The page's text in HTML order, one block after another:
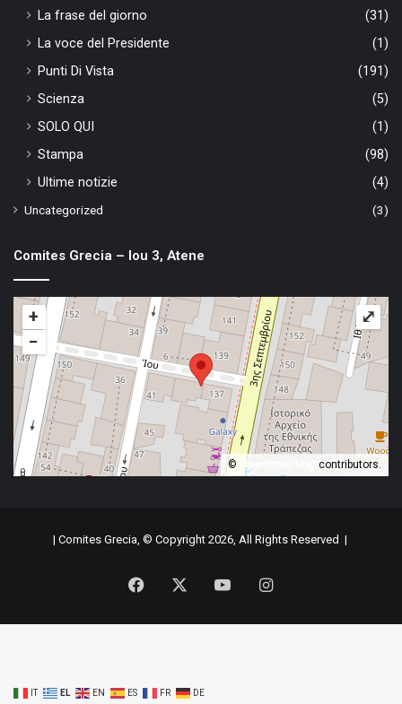
La frase del giorno
(31)
La voce del Presidente
(1)
Punti Di Vista
(191)
Scienza
(5)
SOLO QUI
(1)
Stampa
(98)
Ultime notizie
(4)
Uncategorized
(3)
Comites Grecia – Iou 3, Atene
+
−
© OpenStreetMap contributors.
⤢
| Comites Grecia, © Copyright 2026, All Rights Reserved |
Facebook YouTubeInstagram
IT EL EN ES FR DE